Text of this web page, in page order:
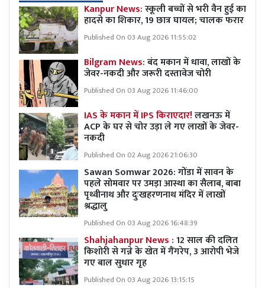
Kanpur News:स्कूली बच्चों से भरी वैन हुई का
हादसे का शिकार, 19 छात्र घायल; चालक फरार
Published On 03 Aug 2026 11:55:02
Bilgram News:बंद मकान में धावा, लाखों के
जेवर-नकदी और जरूरी दस्तावेज चोरी
Published On 03 Aug 2026 11:46:00
IAS के मकान में IPS किराएदार!लखनऊ में
ACP के घर से चोर उड़ा ले गए लाखों के जेवर-
नकदी
Published On 02 Aug 2026 21:06:30
Sawan Somwar 2026: गोंडा में सावन के
पहले सोमवार पर उमड़ा आस्था का सैलाब, बाबा
पृथ्वीनाथ और दुःखहरणनाथ मंदिर में लाखों
श्रद्धालु
Published On 03 Aug 2026 16:48:39
Shahjahanpur News :12 साल की दलित
किशोरी से गन्ने के खेत में गैंगरेप, 3 आरोपी भेजे
गए बाल सुधार गृह
Published On 03 Aug 2026 13:15:15